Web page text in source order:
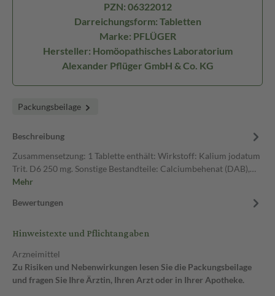
PZN: 06322012
Darreichungsform: Tabletten
Marke: PFLÜGER
Hersteller: Homöopathisches Laboratorium
Alexander Pflüger GmbH & Co. KG
Packungsbeilage
Beschreibung
Zusammensetzung: 1 Tablette enthält: Wirkstoff: Kalium jodatum
Trit. D6 250 mg. Sonstige Bestandteile: Calciumbehenat (DAB),…
Mehr
Bewertungen
Hinweistexte und Pflichtangaben
Arzneimittel
Zu Risiken und Nebenwirkungen lesen Sie die Packungsbeilage
und fragen Sie Ihre Ärztin, Ihren Arzt oder in Ihrer Apotheke.